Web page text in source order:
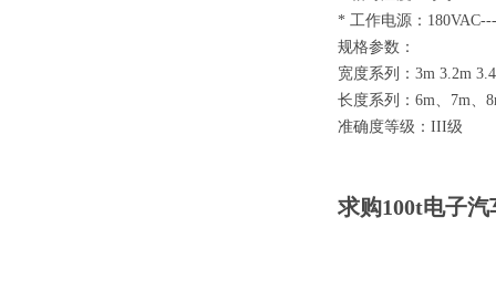
* 工作电源：
规格参数：
宽度系列：3m 3.2m
长度系列：6m、7m、
准确度等级：III级
求购100t电子